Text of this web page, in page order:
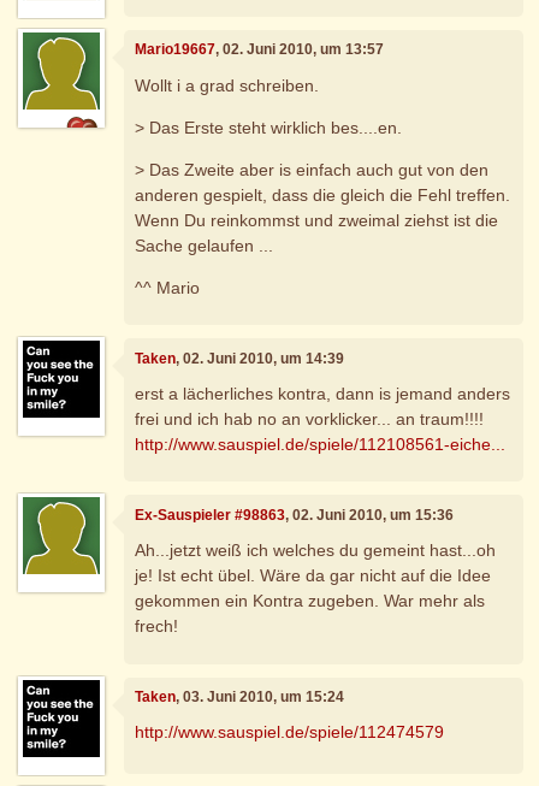
Mario19667, 02. Juni 2010, um 13:57
Wollt i a grad schreiben.
> Das Erste steht wirklich bes....en.
> Das Zweite aber is einfach auch gut von den
anderen gespielt, dass die gleich die Fehl treffen.
Wenn Du reinkommst und zweimal ziehst ist die
Sache gelaufen ...
^^ Mario
Taken, 02. Juni 2010, um 14:39
erst a lächerliches kontra, dann is jemand anders
frei und ich hab no an vorklicker... an traum!!!!
http://www.sauspiel.de/spiele/112108561-eiche...
Ex-Sauspieler #98863, 02. Juni 2010, um 15:36
Ah...jetzt weiß ich welches du gemeint hast...oh
je! Ist echt übel. Wäre da gar nicht auf die Idee
gekommen ein Kontra zugeben. War mehr als
frech!
Taken, 03. Juni 2010, um 15:24
http://www.sauspiel.de/spiele/112474579